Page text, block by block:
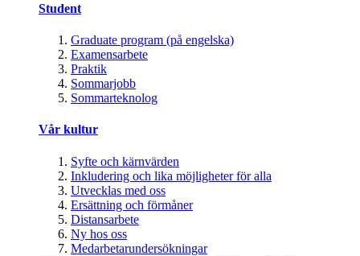
Student
Graduate program (på engelska)
Examensarbete
Praktik
Sommarjobb
Sommarteknolog
Vår kultur
Syfte och kärnvärden
Inkludering och lika möjligheter för alla
Utvecklas med oss
Ersättning och förmåner
Distansarbete
Ny hos oss
Medarbetarundersökningar